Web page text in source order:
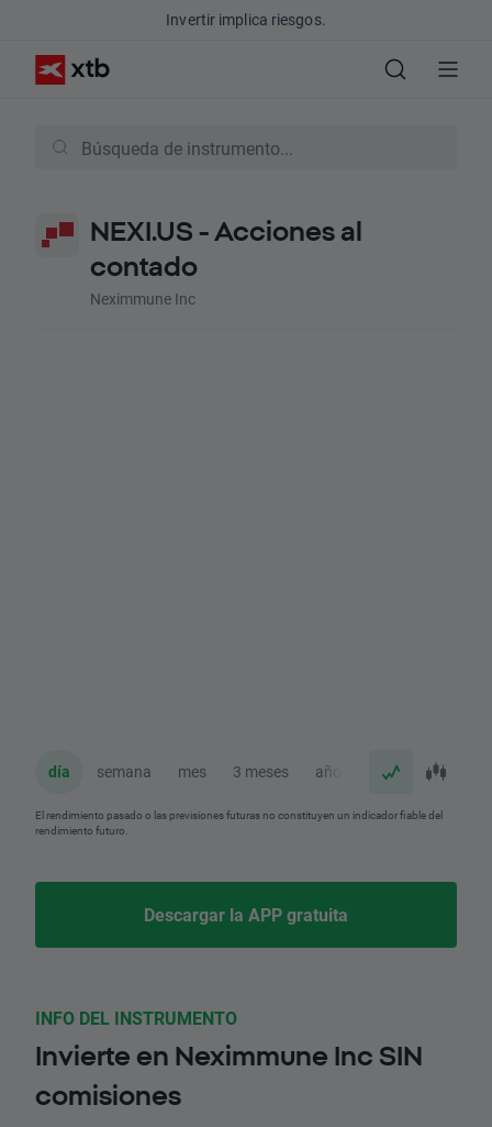
Invertir implica riesgos.
NEXI.US - Acciones al
contado
Neximmune Inc
día semana mes 3 meses año
El rendimiento pasado o las previsiones futuras no constituyen un indicador fiable del
rendimiento futuro.
Descargar la APP gratuita
INFO DEL INSTRUMENTO
Invierte en Neximmune Inc SIN
comisiones